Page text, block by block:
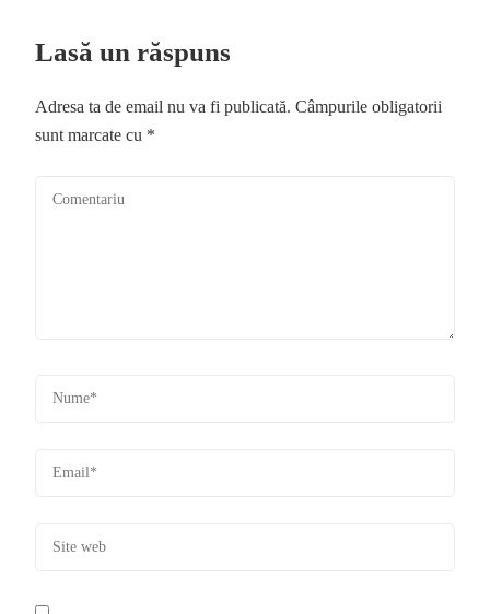
Lasă un răspuns
Adresa ta de email nu va fi publicată. Câmpurile obligatorii
sunt marcate cu *